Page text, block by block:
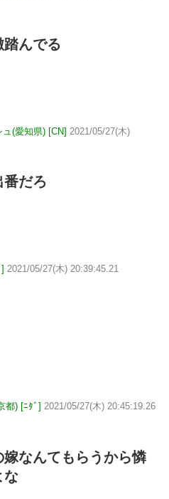
踏んでる
(愛知県) [CN] 2021/05/27(木)
番だろ
2021/05/27(木) 20:39:45.21
都) [ﾆﾀﾞ] 2021/05/27(木) 20:45:19.26
なんてもらうから憐
な